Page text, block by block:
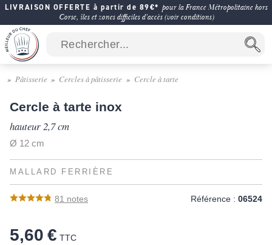
LIVRAISON OFFERTE à partir de 89€* pour la France Métropolitaine hors
Corse, îles et zones difficiles d'accès (voir conditions)
Pâtisserie Cercles à pâtisserie Cercle à tarte
Cercle à tarte inox
hauteur 2,7 cm
Ø 12 cm
MALLARD FERRIÈRE
81 notes Référence : 06524
5,60 € TTC